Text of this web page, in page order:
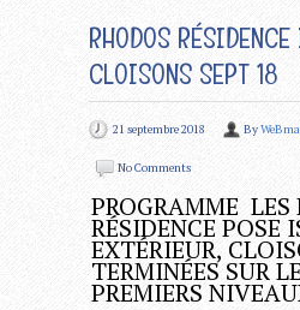
RHODOS
CLOISONS SEPT 18
21 septembre 2018 By
No Comments
PROGRAMME LES
RÉSIDENCE POSE
EXTÉRIEUR,
TERMINÉES SUR
PREMIERS